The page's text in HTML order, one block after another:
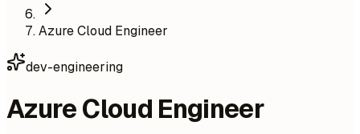
Azure Cloud Engineer
dev-engineering
Azure Cloud Engineer